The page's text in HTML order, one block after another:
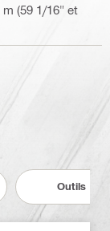
m (59 1/16" et
Outils